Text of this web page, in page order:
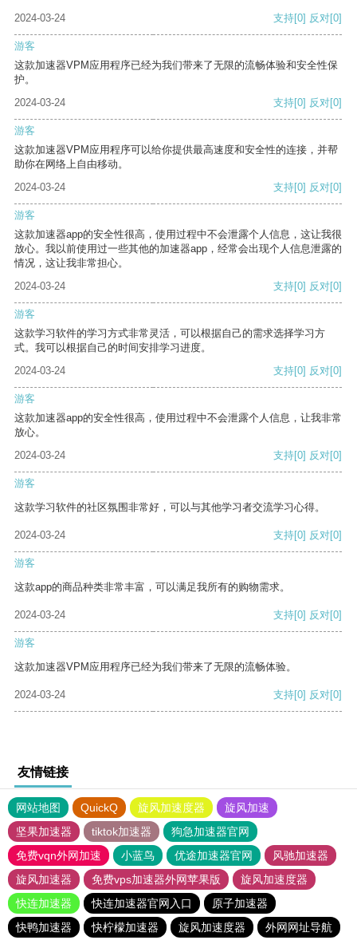
2024-03-24 支持[0] 反对[0]
游客
这款加速器VPM应用程序已经为我们带来了无限的流畅体验和安全性保
护。
2024-03-24
支持[0] 反对[0]
游客
这款加速器VPM应用程序可以给你提供最高速度和安全性的连接，并帮
助你在网络上自由移动。
2024-03-24
支持[0] 反对[0]
游客
这款加速器app的安全性很高，使用过程中不会泄露个人信息，这让我很
放心。我以前使用过一些其他的加速器app，经常会出现个人信息泄露的
情况，这让我非常担心。
2024-03-24
支持[0] 反对[0]
游客
这款学习软件的学习方式非常灵活，可以根据自己的需求选择学习方
式。我可以根据自己的时间安排学习进度。
2024-03-24
支持[0] 反对[0]
游客
这款加速器app的安全性很高，使用过程中不会泄露个人信息，让我非常
放心。
2024-03-24
支持[0] 反对[0]
游客
这款学习软件的社区氛围非常好，可以与其他学习者交流学习心得。
2024-03-24 支持[0] 反对[0]
游客
这款app的商品种类非常丰富，可以满足我所有的购物需求。
2024-03-24 支持[0] 反对[0]
游客
这款加速器VPM应用程序已经为我们带来了无限的流畅体验。
2024-03-24 支持[0] 反对[0]
友情链接
网站地图 QuickQ 旋风加速度器
旋风加速
坚果加速器
tiktok加速器
狗急加速器官网
免费vqn外网加速
小蓝鸟 优途加速器官网
风驰加速器
旋风加速器
免费vps加速器外网苹果版
旋风加速度器
快连加速器
快连加速器官网入口
原子加速器
快鸭加速器
快柠檬加速器 旋风加速度器 外网网址导航